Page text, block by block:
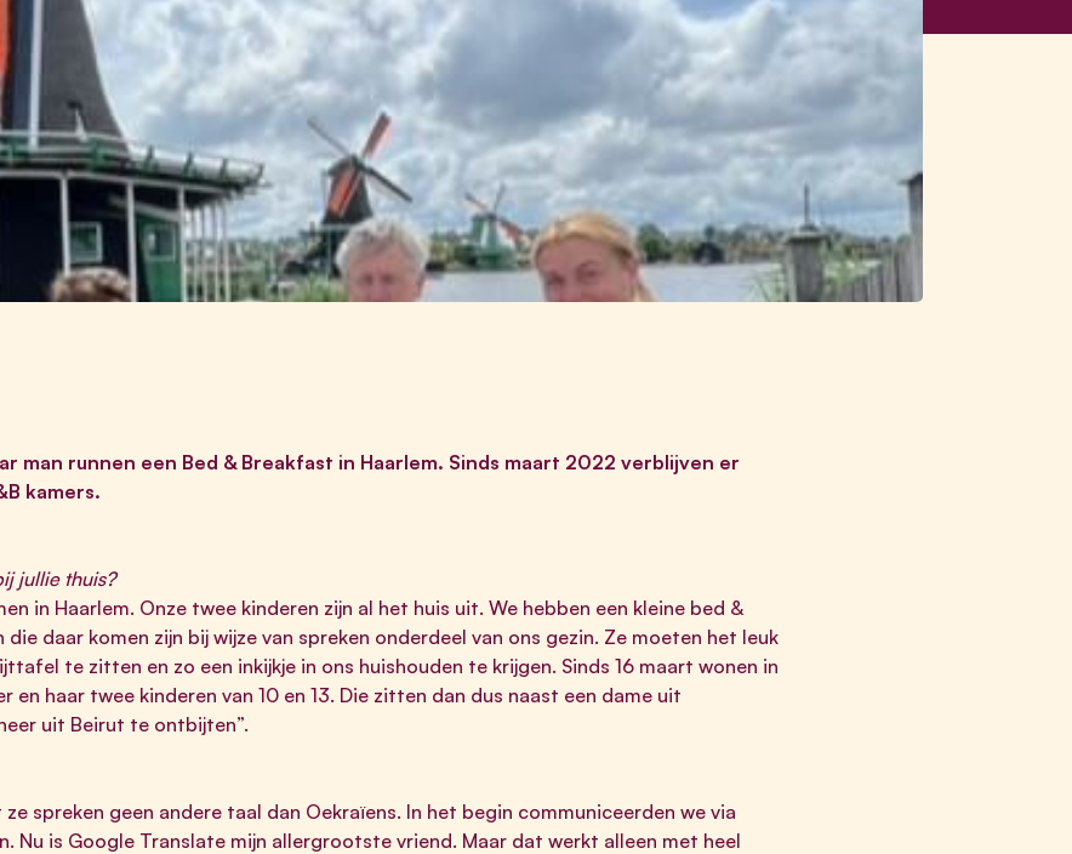
man runnen een Bed & Breakfast in Haarlem. Sinds maart 2022 verblijven er
kamers.
jullie thuis?
in Haarlem. Onze twee kinderen zijn al het huis uit. We hebben een kleine bed &
die daar komen zijn bij wijze van spreken onderdeel van ons gezin. Ze moeten het leuk
te zitten en zo een inkijkje in ons huishouden te krijgen. Sinds 16 maart wonen in
en haar twee kinderen van 10 en 13. Die zitten dan dus naast een dame uit
uit Beirut te ontbijten”.
spreken geen andere taal dan Oekraïens. In het begin communiceerden we via
Nu is Google Translate mijn allergrootste vriend. Maar dat werkt alleen met heel